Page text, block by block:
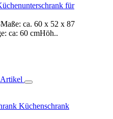
für
ca. 60 x 52 x 87
ca: 60 cmHöh..